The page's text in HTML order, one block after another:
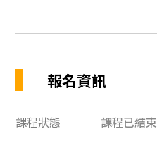
報名資訊
課程狀態 課程已結束